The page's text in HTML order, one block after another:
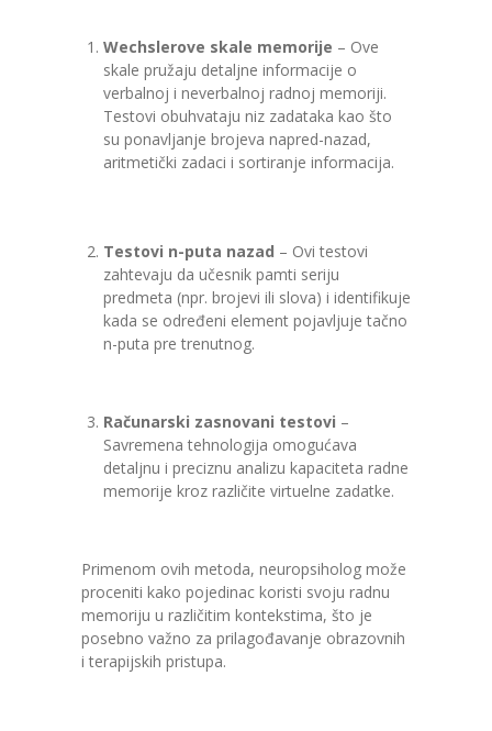
Wechslerove skale memorije – Ove
skale pružaju detaljne informacije o
verbalnoj i neverbalnoj radnoj memoriji.
Testovi obuhvataju niz zadataka kao što
su ponavljanje brojeva napred-nazad,
aritmetički zadaci i sortiranje informacija.
Testovi n-puta nazad – Ovi testovi
zahtevaju da učesnik pamti seriju
predmeta (npr. brojevi ili slova) i identifikuje
kada se određeni element pojavljuje tačno
n-puta pre trenutnog.
Računarski zasnovani testovi –
Savremena tehnologija omogućava
detaljnu i preciznu analizu kapaciteta radne
memorije kroz različite virtuelne zadatke.
Primenom ovih metoda, neuropsiholog može
proceniti kako pojedinac koristi svoju radnu
memoriju u različitim kontekstima, što je
posebno važno za prilagođavanje obrazovnih
i terapijskih pristupa.